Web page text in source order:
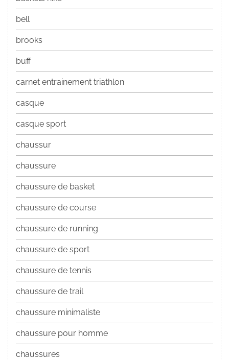
bell
brooks
buff
carnet entrainement triathlon
casque
casque sport
chaussur
chaussure
chaussure de basket
chaussure de course
chaussure de running
chaussure de sport
chaussure de tennis
chaussure de trail
chaussure minimaliste
chaussure pour homme
chaussures